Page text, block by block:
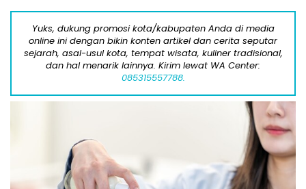
Yuks, dukung promosi kota/kabupaten Anda di media
online ini dengan bikin konten artikel dan cerita seputar
sejarah, asal-usul kota, tempat wisata, kuliner tradisional,
dan hal menarik lainnya. Kirim lewat WA Center:
085315557788.